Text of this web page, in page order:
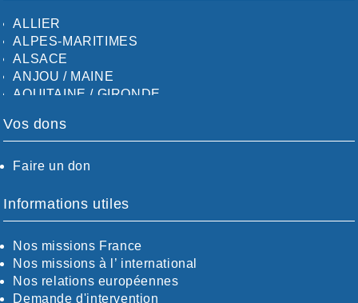
ALLIER
ALPES-MARITIMES
ALSACE
ANJOU / MAINE
AQUITAINE / GIRONDE
AUDE
CALVADOS-ORNE
CHARENTE-MARITIME
DORDOGNE
DRÖME / ARDÈCHE
ESSONNE
Vos dons
Faire un don
Informations utiles
Nos missions France
Nos missions à l’ international
Nos relations européennes
Demande d'intervention